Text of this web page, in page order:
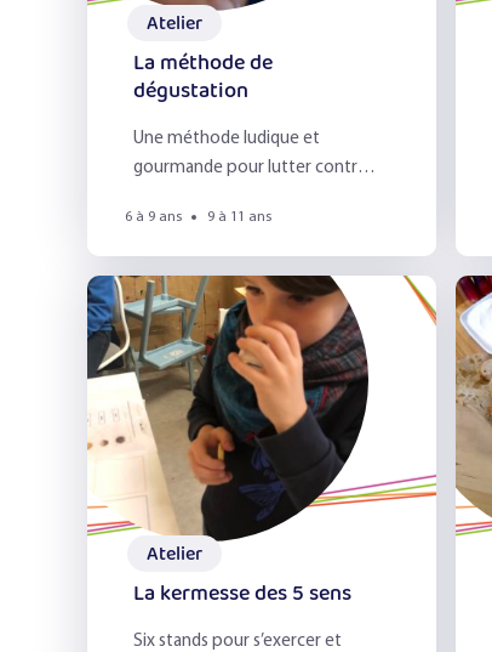
Atelier
La méthode de
dégustation
Une méthode ludique et
gourmande pour lutter contre la
6 à 9 ans 9 à 11 ans
Atelier
La kermesse des 5 sens
Six stands pour s’exercer et